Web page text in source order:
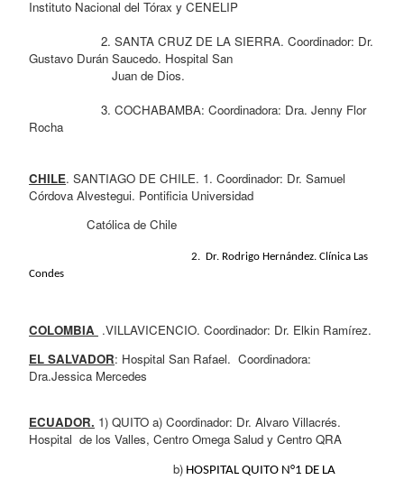
Instituto Nacional del Tórax y CENELIP
2. SANTA CRUZ DE LA SIERRA. Coordinador: Dr.
Gustavo Durán Saucedo. Hospital San
Juan de Dios.
3. COCHABAMBA: Coordinadora: Dra. Jenny Flor
Rocha
CHILE. SANTIAGO DE CHILE. 1. Coordinador: Dr. Samuel
Córdova Alvestegui. Pontificia Universidad
Católica de Chile
2.  Dr. Rodrigo Hernández. Clínica Las
Condes
COLOMBIA .VILLAVICENCIO. Coordinador: Dr. Elkin Ramírez.
EL SALVADOR: Hospital San Rafael.  Coordinadora:
Dra.Jessica Mercedes
ECUADOR. 1) QUITO a) Coordinador: Dr. Alvaro Villacrés.
Hospital  de los Valles, Centro Omega Salud y Centro QRA
b) HOSPITAL QUITO N°1 DE LA